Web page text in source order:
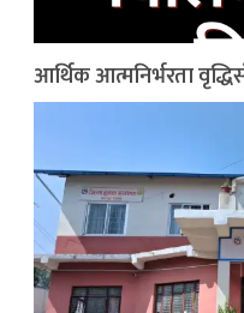
आर्थिक आत्मनिर्भरता